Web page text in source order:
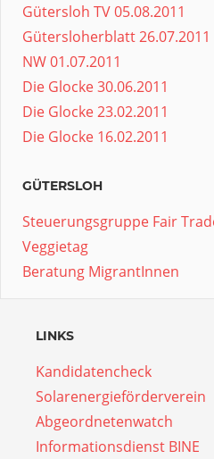
Gütersloh TV 05.08.2011
Gütersloherblatt 26.07.2011
NW 01.07.2011
Die Glocke 30.06.2011
Die Glocke 23.02.2011
Die Glocke 16.02.2011
GÜTERSLOH
Steuerungsgruppe Fair
Veggietag
Beratung MigrantInnen
LINKS
Kandidatencheck
Solarenergieförderverein
Abgeordnetenwatch
Informationsdienst BINE